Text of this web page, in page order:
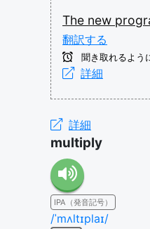
The new
翻訳する
聞き取れるよう
詳細
詳細
multiply
IPA（発音記号）
/ˈmʌltɪplaɪ/